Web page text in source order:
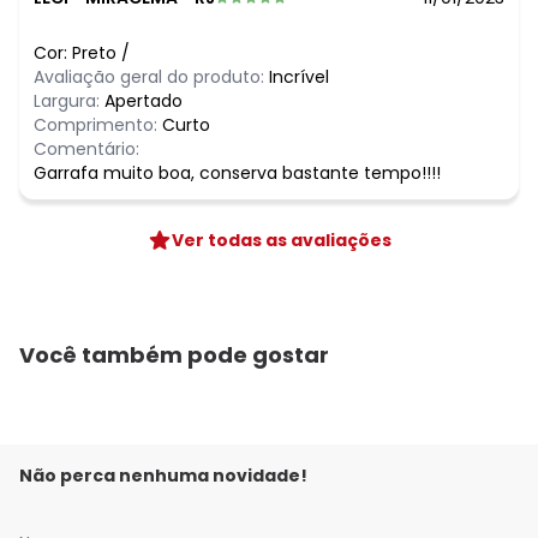
julho/2026
maio/2026
abril/2026
março/2026
fevereiro/2026
Cor: Preto /
Avaliação geral do produto: Incrível
Largura: Apertado
Comprimento: Curto
Comentário:
Garrafa muito boa, conserva bastante tempo!!!!
Ver todas as avaliações
Você também pode gostar
Não perca nenhuma novidade!